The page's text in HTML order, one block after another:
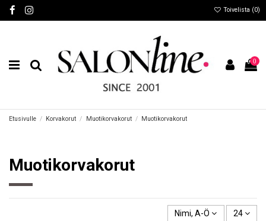
Toivelista (0)
0
Etusivulle Korvakorut Muotikorvakorut Muotikorvakorut
Muotikorvakorut
Nimi, A-Ö 24